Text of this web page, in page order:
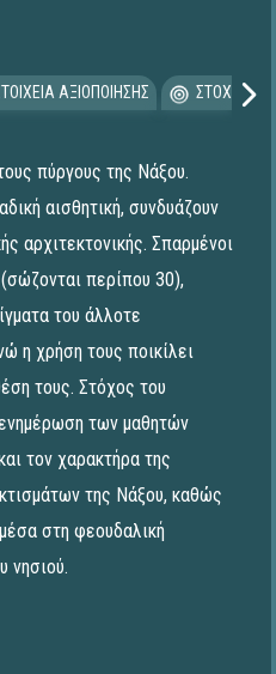
ΑΞΙΟΠΟΙΗΣΗΣ
πύργους της Νάξου.
αισθητική, συνδυάζουν
αρχιτεκτονικής. Σπαρμένοι
περίπου 30),
του άλλοτε
η χρήση τους ποικίλει
τους. Στόχος του
ενημέρωση των μαθητών
τον χαρακτήρα της
της Νάξου, καθώς
στη φεουδαλική
νησιού.